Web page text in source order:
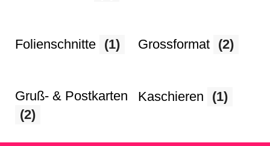
Folienschnitte (1) Grossformat (2)
Gruß- & Postkarten
(2)
Kaschieren (1)